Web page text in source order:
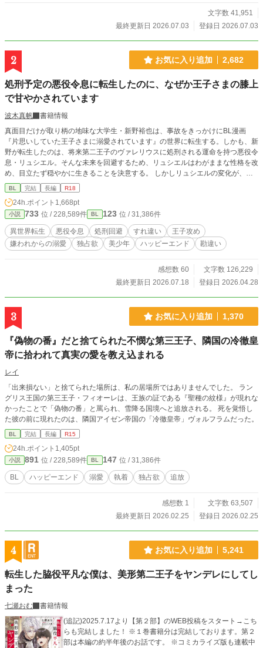
鳥籠の中、悪役令息は息が詰まるほど甘い絶望と幸福に溺れ
ていく。 ヤンデレ執着BLファンタジー、ここに開幕。
文字数 41,951
最終更新日 2026.07.03
登録日 2026.07.03
2 お気に入り追加 2,682
処刑予定の悪役令息に転生したのに、なぜか王子さまの膝上
で甘やかされています
波木真帆
書籍情報
真面目だけが取り柄の地味な大学生・新野裕也は、事故をきっかけにBL漫画
『片思いしていた王子さまに溺愛されています』の世界に転生する。しかも、新
野が転生したのは、将来第二王子のヴァレリウスに処刑される運命を持つ悪役令
息・リュシエル。そんな未来を回避するため、リュシエルはわがままな性格を改
め、目立たず穏やかに生きることを決意する。 しかしリュシエルの変化が、嫌
われていたはずの第二王子ヴァレリウスの関心を引いてしまう。関わらないよう
に、と願っていたはずなのに、なぜか少しずつ関係を変わっていって…… 処刑
エンド回避を目指す転生令息と、彼に惹かれていく王子のすれ違いから始まるハ
ッピーエンドなお話です。 R18には※つけます。
BL 完結 長編 R18
24h.ポイント 1,668pt
小説 733 位 / 228,589件 BL 123 位 / 31,386件
異世界転生 悪役令息 処刑回避 すれ違い
王子攻め
嫌われからの溺愛
独占欲 美少年 ハッピーエンド 勘違い
感想数 60
文字数 126,229
最終更新日 2026.07.18
登録日 2026.04.28
3 お気に入り追加 1,370
『偽物の番』だと捨てられた不憫な第三王子、隣国の冷徹皇
帝に拾われて真実の愛を教え込まれる
レイ
「出来損ない」と捨てられた場所は、私の居場所ではありませんでした。 ラン
グリス王国の第三王子・フィオーレは、王族の証である『聖種の紋様』が現れな
かったことで「偽物の番」と罵られ、雪降る国境へと追放される。 死を覚悟し
た彼の前に現れたのは、隣国アイゼン帝国の「冷徹皇帝」ヴォルフラムだった。
BL 完結 長編 R15
24h.ポイント 1,405pt
小説 891 位 / 228,589件 BL 147 位 / 31,386件
BL ハッピーエンド 溺愛 執着 独占欲 追放
感想数 1
文字数 63,507
最終更新日 2026.02.25
登録日 2026.02.25
4 お気に入り追加 5,241
転生した脇役平凡な僕は、美形第二王子をヤンデレにしてし
まった
七瀬おむ
書籍情報
(追記)2025.7.17より【第２部】のWEB投稿をスタート→こち
らも完結しました！ ※１巻書籍分は完結しております。第２
部は本編の約半年後のお話です。 ※コミカライズ版も連載中